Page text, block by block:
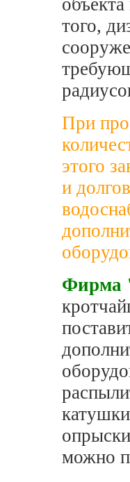
того,
При
этого
и
можно